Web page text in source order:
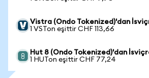
Vistra (Ondo Tokenized)'dan
1 VSTon eşittir CHF 113,66
Hut 8 (Ondo Tokenized)'dan
1 HUTon eşittir CHF 77,24